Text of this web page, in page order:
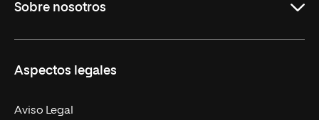
Másteres Oficiales
Doctorados
Experto Universitario
Sobre nosotros
Facultades
Nuestro Equipo
Aspectos legales
Aviso Legal